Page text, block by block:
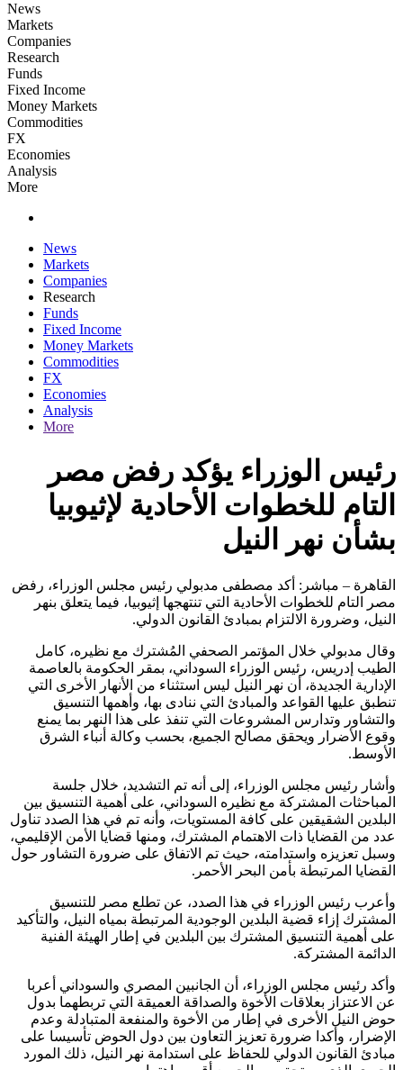
News
Markets
Companies
Research
Funds
Fixed Income
Money Markets
Commodities
FX
Economies
Analysis
More
News
Markets
Companies
Research
Funds
Fixed Income
Money Markets
Commodities
FX
Economies
Analysis
More
رئيس الوزراء يؤكد رفض مصر
التام للخطوات الأحادية لإثيوبيا
بشأن نهر النيل
القاهرة – مباشر: أكد مصطفى مدبولي رئيس مجلس الوزراء، رفض
مصر التام للخطوات الأحادية التي تنتهجها إثيوبيا، فيما يتعلق بنهر
النيل، وضرورة الالتزام بمبادئ القانون الدولي.
وقال مدبولي خلال المؤتمر الصحفي المُشترك مع نظيره، كامل
الطيب إدريس، رئيس الوزراء السوداني، بمقر الحكومة بالعاصمة
الإدارية الجديدة، أن نهر النيل ليس استثناء من الأنهار الأخرى التي
تنطبق عليها القواعد والمبادئ التي ننادى بها، وأهمها التنسيق
والتشاور وتدارس المشروعات التي تنفذ على هذا النهر بما يمنع
وقوع الأضرار ويحقق مصالح الجميع، بحسب وكالة أنباء الشرق
الأوسط.
وأشار رئيس مجلس الوزراء، إلى أنه تم التشديد، خلال جلسة
المباحثات المشتركة مع نظيره السوداني، على أهمية التنسيق بين
البلدين الشقيقين على كافة المستويات، وأنه تم في هذا الصدد تناول
عدد من القضايا ذات الاهتمام المشترك، ومنها قضايا الأمن الإقليمي،
وسبل تعزيزه واستدامته، حيث تم الاتفاق على ضرورة التشاور حول
القضايا المرتبطة بأمن البحر الأحمر.
وأعرب رئيس الوزراء في هذا الصدد، عن تطلع مصر للتنسيق
المشترك إزاء قضية البلدين الوجودية المرتبطة بمياه النيل، والتأكيد
على أهمية التنسيق المشترك بين البلدين في إطار الهيئة الفنية
الدائمة المشتركة.
وأكد رئيس مجلس الوزراء، أن الجانبين المصري والسوداني أعربا
عن الاعتزاز بعلاقات الأخوة والصداقة العميقة التي تربطهما بدول
حوض النيل الأخرى في إطار من الأخوة والمنفعة المتبادلة وعدم
الإضرار، وأكدا ضرورة تعزيز التعاون بين دول الحوض تأسيسا على
مبادئ القانون الدولي للحفاظ على استدامة نهر النيل، ذلك المورد